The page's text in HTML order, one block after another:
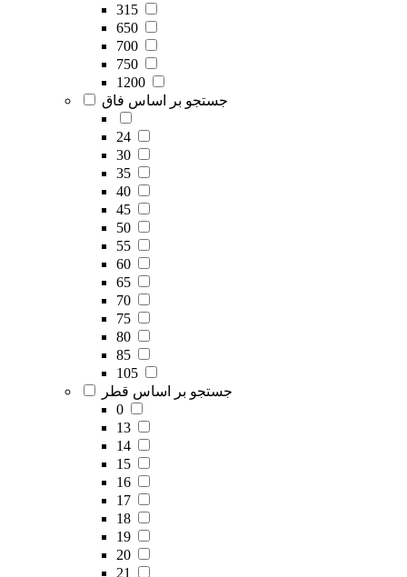
315
650
700
750
1200
جستجو بر اساس فاق
24
30
35
40
45
50
55
60
65
70
75
80
85
105
جستجو بر اساس قطر
0
13
14
15
16
17
18
19
20
21